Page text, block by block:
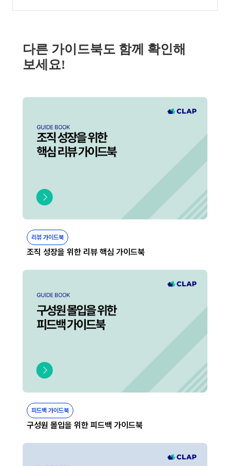
다른 가이드북도 함께 확인해
보세요!
리뷰 가이드북
조직 성장을 위한 리뷰 핵심 가이드북
피드백 가이드북
구성원 몰입을 위한 피드백 가이드북